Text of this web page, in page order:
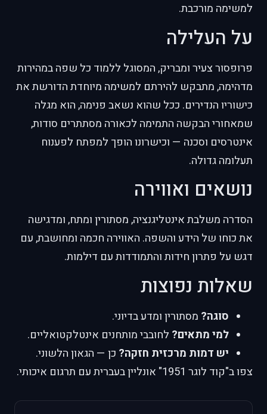
למשימה מורכבת.
על העלילה
פרופסור צעיר ומבריק, המסוגל ללמוד כל שפה במהירות
מדהימה, מתבקש להירתם למשימה מיוחדת הדורשת את
כישוריו הנדירים. ככל שהוא נשאב פנימה, הוא מגלה
שמאחורי הבקשה התמימה לכאורה מסתתרים סודות,
אינטרסים וסכנה — וכישרונו הופך למפתח לפענוח
תעלומה גדולה.
נושאים ואווירה
הסדרה משלבת אינטליגנציה, מסתורין ומתח, ומדגישה
את כוחו של הידע והשפה. האווירה חכמה ומחושבת, עם
דגש על פתרון חידות והתמודדות עם דילמות.
שאלות נפוצות
סוגה? מסתורין ומדע בדיוני.
למי מתאים? לחובבי מותחנים אינטלקטואליים.
יש דמות מרכזית חזקה? כן — הגאון הלשוני.
צפו ב"קוד לוגר 1951" אונליין בעברית עם תרגום איכותי.